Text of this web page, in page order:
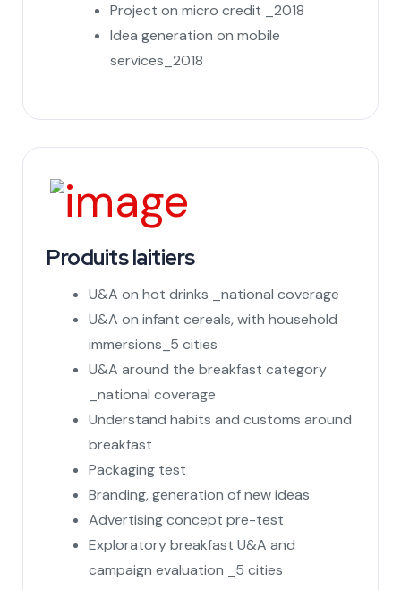
Project on micro credit _2018
Idea generation on mobile
services_2018
Produits laitiers
U&A on hot drinks _national coverage
U&A on infant cereals, with household
immersions_5 cities
U&A around the breakfast category
_national coverage
Understand habits and customs around
breakfast
Packaging test
Branding, generation of new ideas
Advertising concept pre-test
Exploratory breakfast U&A and
campaign evaluation _5 cities